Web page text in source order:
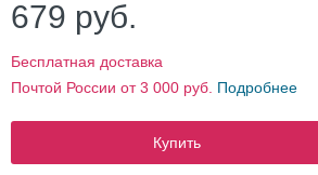
679 руб.
Бесплатная доставка
Почтой России от 3 000 руб. Подробнее
Купить